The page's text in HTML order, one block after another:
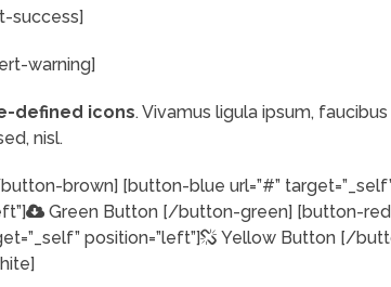
success]
warning]
defined icons. Vivamus ligula ipsum,
nisl.
brown] [button-blue url=”#”
Green Button [/button-green] [button-red
position=”left”]
Yellow Button [/